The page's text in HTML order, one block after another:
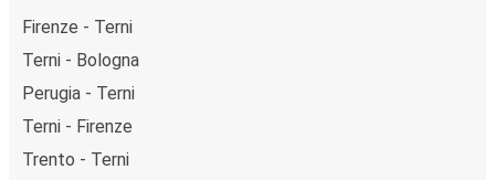
Firenze - Terni
Terni - Bologna
Perugia - Terni
Terni - Firenze
Trento - Terni